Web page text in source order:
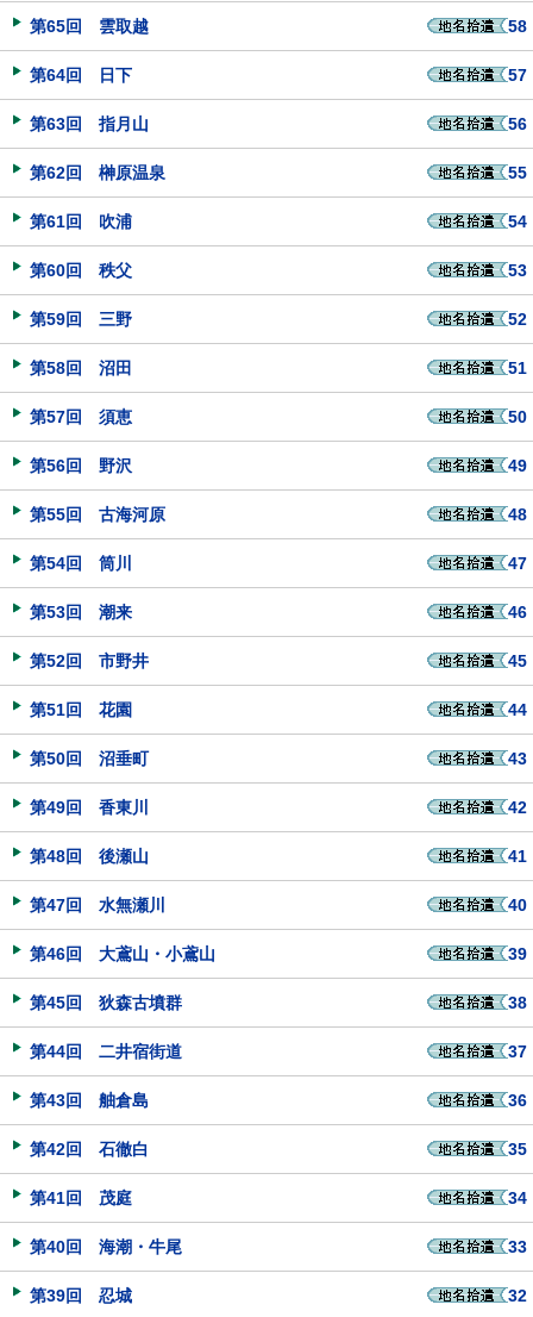
第65回 雲取越 58
第64回 日下 57
第63回 指月山 56
第62回 榊原温泉 55
第61回 吹浦 54
第60回 秩父 53
第59回 三野 52
第58回 沼田 51
第57回 須恵 50
第56回 野沢 49
第55回 古海河原 48
第54回 筒川 47
第53回 潮来 46
第52回 市野井 45
第51回 花園 44
第50回 沼垂町 43
第49回 香東川 42
第48回 後瀬山 41
第47回 水無瀬川 40
第46回 大鳶山・小鳶山 39
第45回 狄森古墳群 38
第44回 二井宿街道 37
第43回 舳倉島 36
第42回 石徹白 35
第41回 茂庭 34
第40回 海潮・牛尾 33
第39回 忍城 32